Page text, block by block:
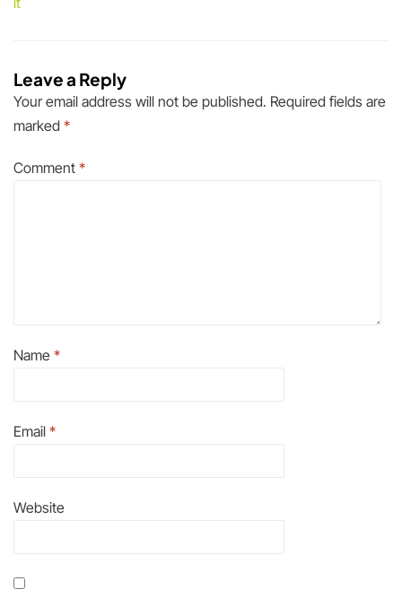
Leave a Reply
Your email address will not be published. Required fields are
marked *
Comment *
Name *
Email *
Website